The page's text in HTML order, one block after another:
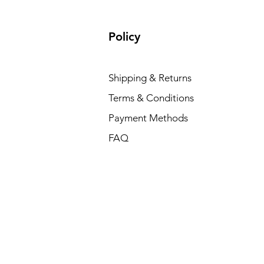
Policy
Shipping & Returns
Terms & Conditions
Payment Methods
FAQ